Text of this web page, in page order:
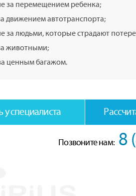
за перемещением ребенка;
движением автотранспорта;
за людьми, которые страдают
животными;
ценным багажом.
у специалиста
Позвоните нам: 8